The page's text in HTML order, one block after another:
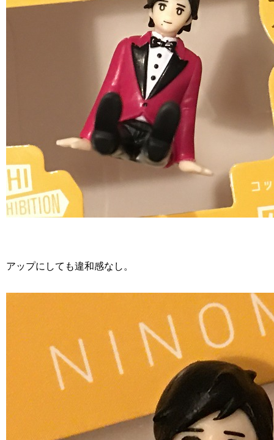
アップにしても違和感なし。